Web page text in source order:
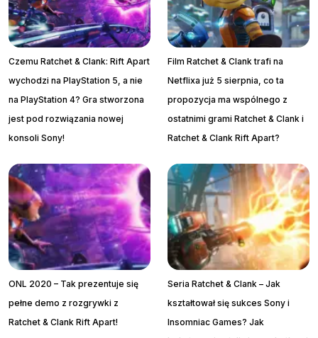
Czemu Ratchet & Clank: Rift Apart
wychodzi na PlayStation 5, a nie
na PlayStation 4? Gra stworzona
jest pod rozwiązania nowej
konsoli Sony!
Film Ratchet & Clank trafi na
Netflixa już 5 sierpnia, co ta
propozycja ma wspólnego z
ostatnimi grami Ratchet & Clank i
Ratchet & Clank Rift Apart?
ONL 2020 – Tak prezentuje się
pełne demo z rozgrywki z
Ratchet & Clank Rift Apart!
Seria Ratchet & Clank – Jak
kształtował się sukces Sony i
Insomniac Games? Jak